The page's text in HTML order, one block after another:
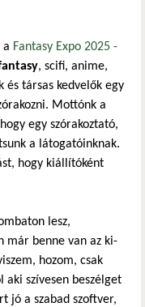
a Fantasy Expo 2025 -
, scifi, anime,
és társas kedvelők egy
Mottónk a
egy szórakoztató,
a látogatóinknak.
hogy kiállítóként
lesz,
már benne van az ki-
hozom, csak
aki szívesen beszélget
jó a szabad szoftver,